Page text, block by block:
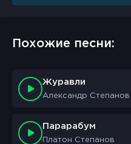
Похожие песни:
Журавли
Александр Степанов
Парарабум
Платон Степанов